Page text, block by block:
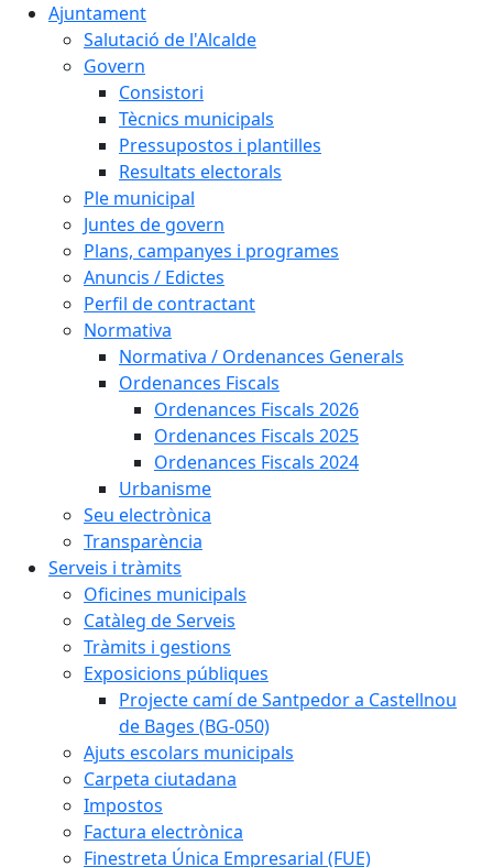
Ajuntament
Salutació de l'Alcalde
Govern
Consistori
Tècnics municipals
Pressupostos i plantilles
Resultats electorals
Ple municipal
Juntes de govern
Plans, campanyes i programes
Anuncis / Edictes
Perfil de contractant
Normativa
Normativa / Ordenances Generals
Ordenances Fiscals
Ordenances Fiscals 2026
Ordenances Fiscals 2025
Ordenances Fiscals 2024
Urbanisme
Seu electrònica
Transparència
Serveis i tràmits
Oficines municipals
Catàleg de Serveis
Tràmits i gestions
Exposicions públiques
Projecte camí de Santpedor a Castellnou
de Bages (BG-050)
Ajuts escolars municipals
Carpeta ciutadana
Impostos
Factura electrònica
Finestreta Única Empresarial (FUE)